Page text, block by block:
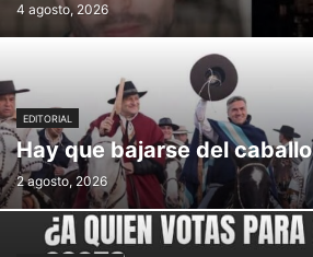
4 agosto, 2026
EDITORIAL
Hay que bajarse del caballo
2 agosto, 2026